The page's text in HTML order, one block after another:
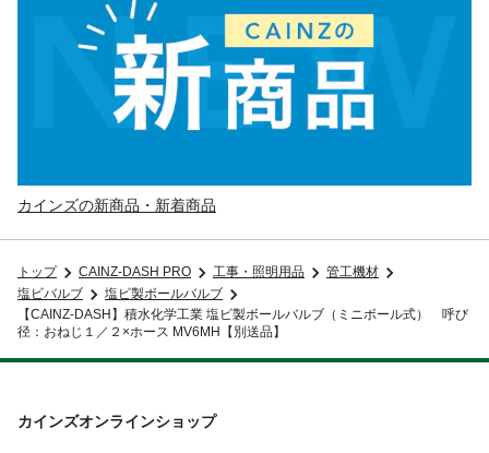
カインズの新商品・新着商品
トップ CAINZ-DASH PRO 工事・照明用品
管工機材
塩ビバルブ
塩ビ製ボールバルブ
【CAINZ-DASH】積水化学工業 塩ビ製ボールバルブ（ミニボール式） 呼び
径：おねじ１／２×ホース MV6MH【別送品】
カインズオンラインショップ